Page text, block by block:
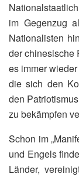
im Gegenzug
Nationalisten
der chinesische
es immer
die sich den
den
zu bekämpfen
Schon im
und Engels
Länder,